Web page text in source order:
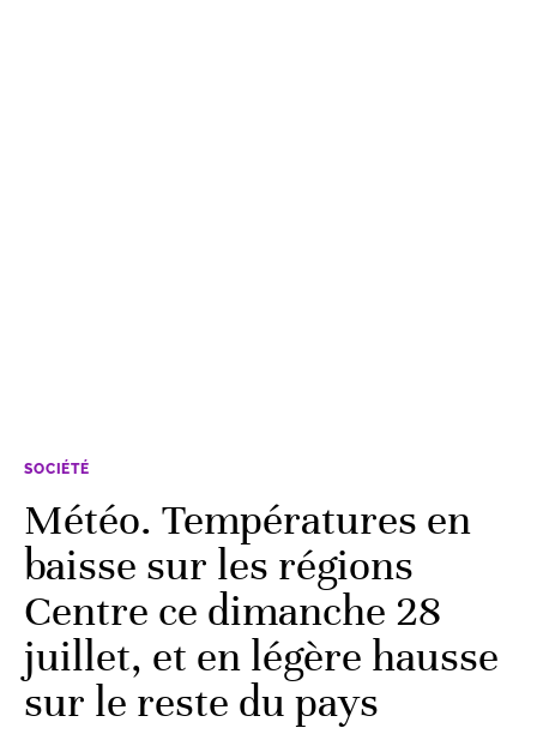
SOCIÉTÉ
Météo. Températures en
baisse sur les régions
Centre ce dimanche 28
juillet, et en légère hausse
sur le reste du pays